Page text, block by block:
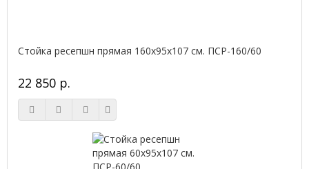
Стойка ресепшн прямая 160х95х107 см. ПСР-160/60
22 850 р.